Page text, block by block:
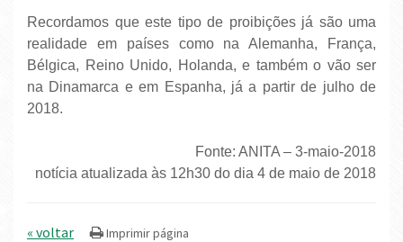
Recordamos que este tipo de proibições já são uma
realidade em países como na Alemanha, França,
Bélgica, Reino Unido, Holanda, e também o vão ser
na Dinamarca e em Espanha, já a partir de julho de
2018.
Fonte: ANITA – 3-maio-2018
notícia atualizada às 12h30 do dia 4 de maio de 2018
« voltar